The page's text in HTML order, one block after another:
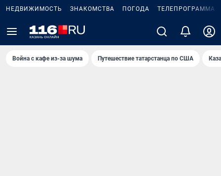
НЕДВИЖИМОСТЬ ЗНАКОМСТВА ПОГОДА ТЕЛЕПРОГРАММА
Война с кафе из-за шума Путешествие татарстанца по США